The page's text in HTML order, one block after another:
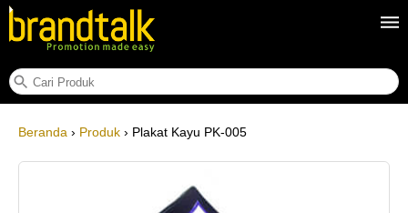
Beranda › Produk › Plakat Kayu PK-005